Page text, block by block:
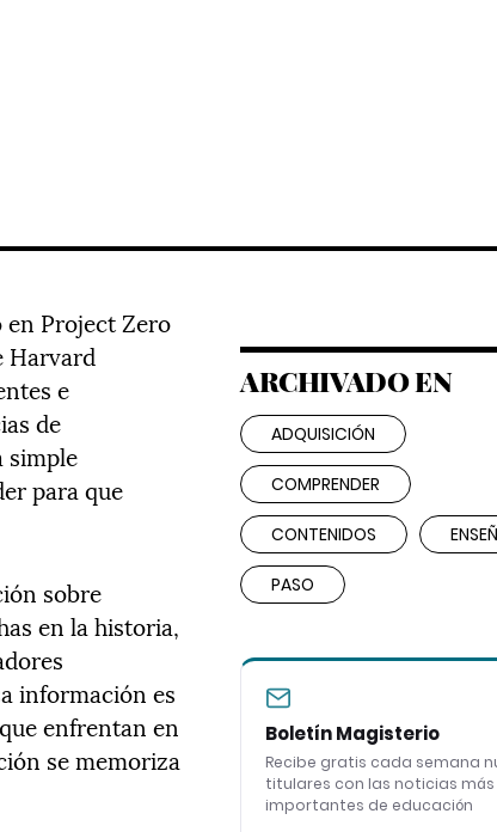
en Project Zero
Harvard
e
de
simple
para que
sobre
en la historia,
información es
enfrentan en
se memoriza
ARCHIVADO EN
ADQUISICIÓN
COMPRENDER
CONTENIDOS
PASO
Boletín Magisterio
Recibe gratis cada semana
titulares con las noticias más
importantes de educación